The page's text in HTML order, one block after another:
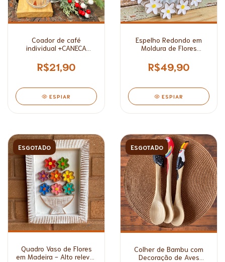
Coador de café
individual +CANECA
R$21,90
ESPIAR
Espelho Redondo em
Moldura de Flores
R$49,90
ESPIAR
ESGOTADO
Quadro Vaso de Flores
em Madeira - Alto relevo/
ESGOTADO
Colher de Bambu com
Decoração de Aves